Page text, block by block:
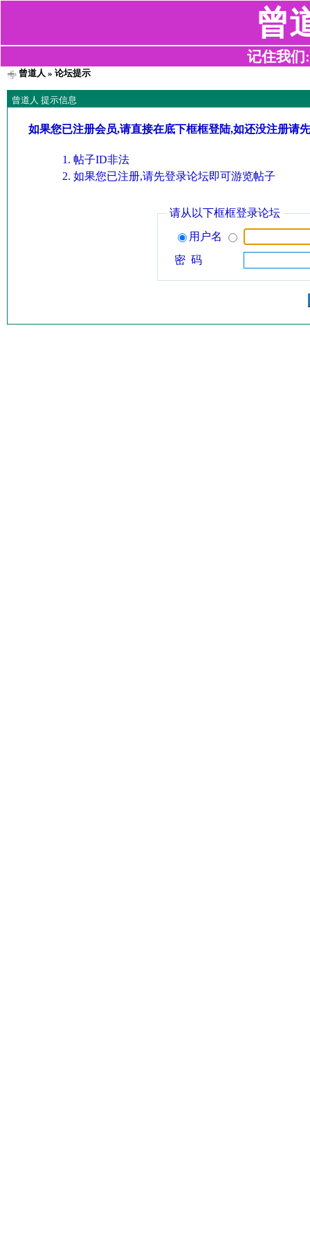
曾
记住我们
曾道人 » 论坛提示
曾道人 提示信息
如果您已注册会员,请直接在底下框框登陆,如还没注册请
帖子ID非法
如果您已注册,请先登录论坛即可游览帖子
请从以下框框登录论坛
用户名
密 码